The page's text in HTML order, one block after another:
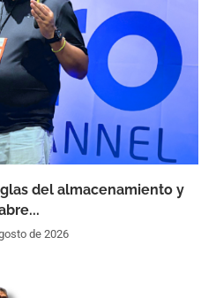
del almacenamiento y
de 2026